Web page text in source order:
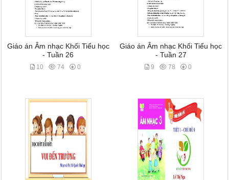
Giáo án Âm nhạc Khối Tiểu học
- Tuần 26
10 74 0
Giáo án Âm nhạc Khối Tiểu học
- Tuần 27
9 78 0